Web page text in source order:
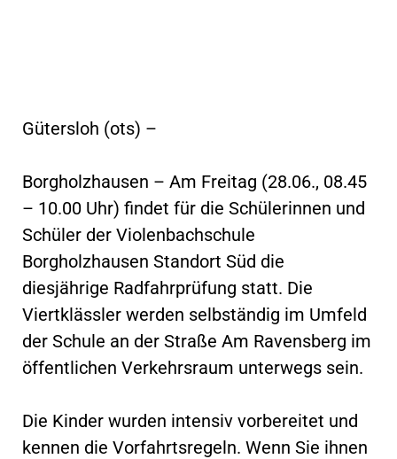
Gütersloh (ots) –
Borgholzhausen – Am Freitag (28.06., 08.45
– 10.00 Uhr) findet für die Schülerinnen und
Schüler der Violenbachschule
Borgholzhausen Standort Süd die
diesjährige Radfahrprüfung statt. Die
Viertklässler werden selbständig im Umfeld
der Schule an der Straße Am Ravensberg im
öffentlichen Verkehrsraum unterwegs sein.
Die Kinder wurden intensiv vorbereitet und
kennen die Vorfahrtsregeln. Wenn Sie ihnen